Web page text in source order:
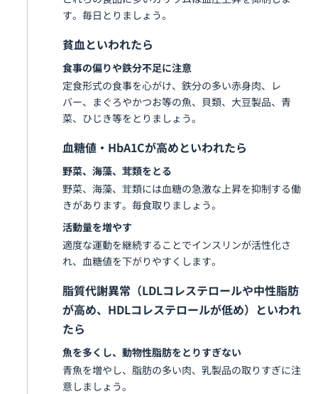
す。毎日とりましょう。
貧血といわれたら
食事の偏りや鉄分不足に注意
定食形式の食事を心がけ、鉄分の多い赤身肉、レ
バー、まぐろやかつお等の魚、貝類、大豆製品、青
菜、ひじき等をとりましょう。
血糖値・HbA1Cが高めといわれたら
野菜、海藻、茸類をとる
野菜、海藻、茸類には血糖の急激な上昇を抑制する働
きがあります。毎食取りましょう。
活動量を増やす
適度な運動を継続することでインスリンが活性化さ
れ、血糖値を下がりやすくします。
脂質代謝異常（LDLコレステロールや中性脂肪
が高め、HDLコレステロールが低め）といわれ
たら
魚を多くし、動物性脂肪をとりすぎない
青魚を増やし、脂肪の多い肉、乳製品の取りすぎに注
意しましょう。